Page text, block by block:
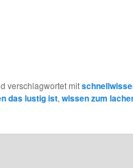
verschlagwortet mit
das lustig ist,wissen zum